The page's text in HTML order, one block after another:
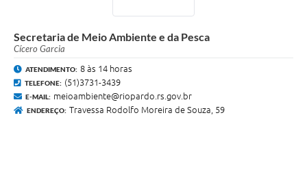
Secretaria de Meio Ambiente e da Pesca
Cícero Garcia
ATENDIMENTO: 8 às 14 horas
TELEFONE: (51)3731-3439
E-MAIL: meioambiente@riopardo.rs.gov.br
ENDEREÇO: Travessa Rodolfo Moreira de Souza, 59